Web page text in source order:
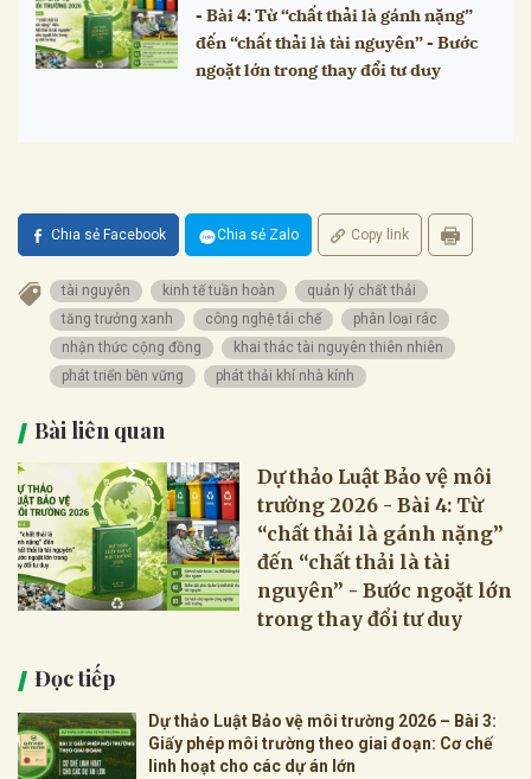
- Bài 4: Từ “chất thải là gánh nặng”
đến “chất thải là tài nguyên” - Bước
ngoặt lớn trong thay đổi tư duy
Chia sẻ Facebook Chia sẻ Zalo Copy link
tài nguyên kinh tế tuần hoàn
quản lý chất thải
tăng trưởng xanh
công nghệ tái chế
phân loại rác
nhận thức cộng đồng
khai thác tài nguyên thiên nhiên
phát triển bền vững
phát thải khí nhà kính
Bài liên quan
Dự thảo Luật Bảo vệ môi
trường 2026 - Bài 4: Từ
“chất thải là gánh nặng”
đến “chất thải là tài
nguyên” - Bước ngoặt lớn
trong thay đổi tư duy
Đọc tiếp
Dự thảo Luật Bảo vệ môi trường 2026 – Bài 3:
Giấy phép môi trường theo giai đoạn: Cơ chế
linh hoạt cho các dự án lớn